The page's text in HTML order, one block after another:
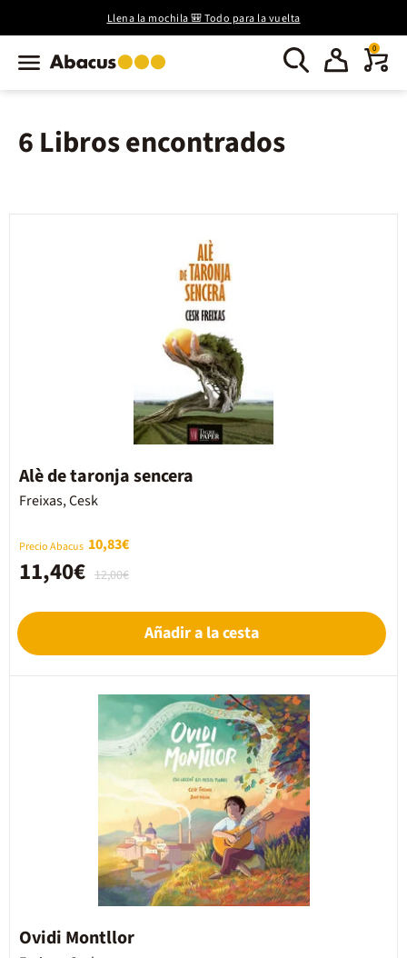
Llena la mochila 🎒 Todo para la vuelta
0
6 Libros encontrados
Alè de taronja sencera
Freixas, Cesk
Precio Abacus 10,83€
12,00€
11,40€
Añadir a la cesta
Ovidi Montllor